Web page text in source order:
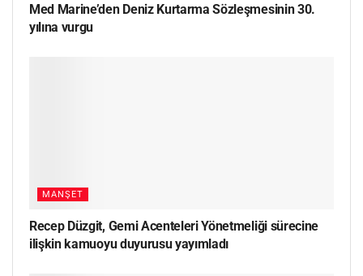
Med Marine’den Deniz Kurtarma Sözleşmesinin 30.
yılına vurgu
MANŞET
Recep Düzgit, Gemi Acenteleri Yönetmeliği sürecine
ilişkin kamuoyu duyurusu yayımladı